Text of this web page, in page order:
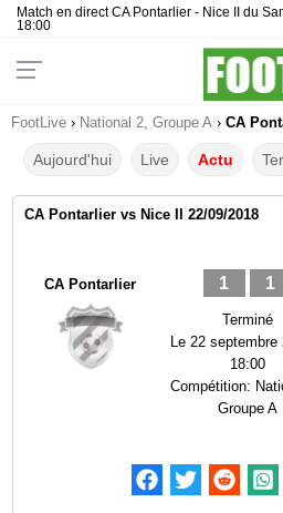
Match en direct CA Pontarlier - Nice II du
18:00
FootLive › National 2, Groupe A › CA
Aujourd'hui Live Actu
CA Pontarlier vs Nice II 22/09/2018
CA Pontarlier 1 1
Terminé
Le 22 septembre
18:00
Compétition:
Groupe A